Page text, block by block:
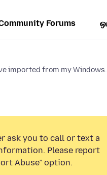
Forums
imported from my
ask you to call or text a
Please report
Abuse” option.